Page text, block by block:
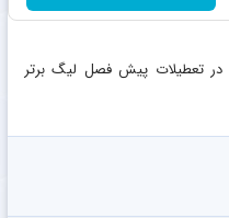
در تعطیلات پیش فصل لیگ برتر